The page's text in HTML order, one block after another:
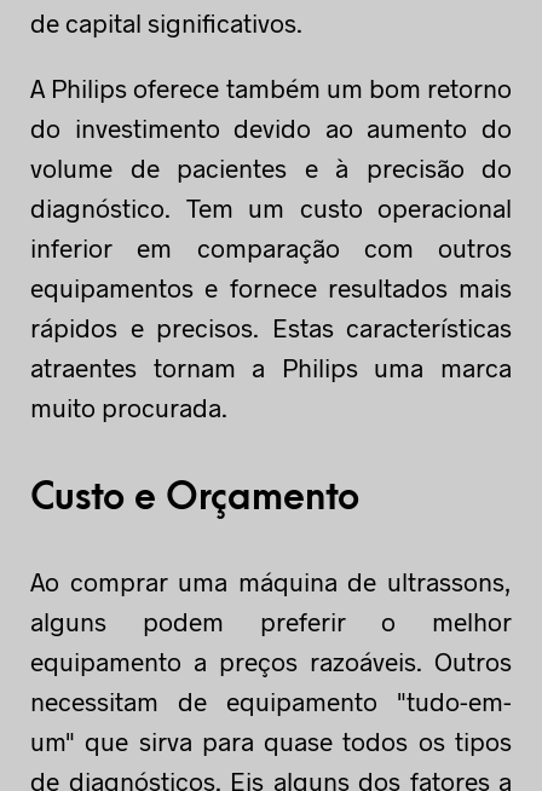
de capital significativos.
A Philips oferece também um bom retorno
do investimento devido ao aumento do
volume de pacientes e à precisão do
diagnóstico. Tem um custo operacional
inferior em comparação com outros
equipamentos e fornece resultados mais
rápidos e precisos. Estas características
atraentes tornam a Philips uma marca
muito procurada.
Custo e Orçamento
Ao comprar uma máquina de ultrassons,
alguns podem preferir o melhor
equipamento a preços razoáveis. Outros
necessitam de equipamento "tudo-em-
um" que sirva para quase todos os tipos
de diagnósticos. Eis alguns dos fatores a